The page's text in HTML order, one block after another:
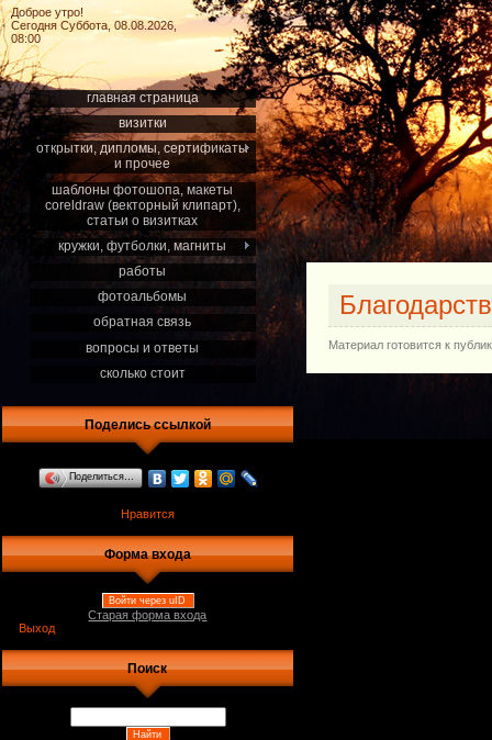
Доброе утро!
Сегодня Суббота, 08.08.2026,
08:00
главная страница
визитки
открытки, дипломы, сертификаты
и прочее
шаблоны фотошопа, макеты
coreldraw (векторный клипарт),
статьи о визитках
кружки, футболки, магниты
работы
фотоальбомы
обратная связь
вопросы и ответы
сколько стоит
Поделись ссылкой
Поделиться…
Нравится
Форма входа
Войти через uID
Старая форма входа
Выход
Поиск
Материал готовится к